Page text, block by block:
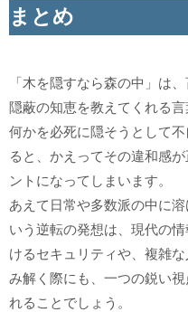
まとめ
「木を隠すなら森の中」は
隠蔽の知恵を教えてくれる言
何かを必死に隠そうとして
ると、かえってその違和感が
ントになってしまいます。
あえて日常や多数派の中に溶
いう逆転の発想は、現代の
けるセキュリティや、複雑
み解く際にも、一つの鋭い視
れることでしょう。